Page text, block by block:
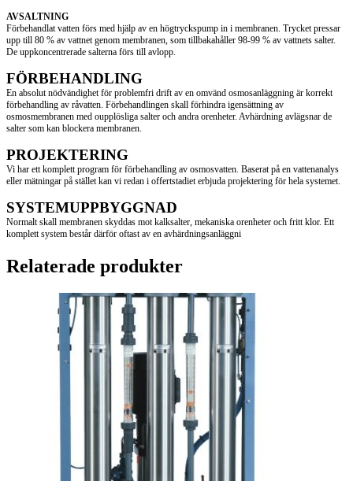
AVSALTNING
Förbehandlat vatten förs med hjälp av en högtryckspump in i membranen. Trycket pressar
upp till 80 % av vattnet genom membranen, som tillbakahåller 98-99 % av vattnets salter.
De uppkoncentrerade salterna förs till avlopp.
FÖRBEHANDLING
En absolut nödvändighet för problemfri drift av en omvänd osmosanläggning är korrekt
förbehandling av råvatten. Förbehandlingen skall förhindra igensättning av
osmosmembranen med oupplösliga salter och andra orenheter. Avhärdning avlägsnar de
salter som kan blockera membranen.
PROJEKTERING
Vi har ett komplett program för förbehandling av osmosvatten. Baserat på en vattenanalys
eller mätningar på stället kan vi redan i offertstadiet erbjuda projektering för hela systemet.
SYSTEMUPPBYGGNAD
Normalt skall membranen skyddas mot kalksalter, mekaniska orenheter och fritt klor. Ett
komplett system består därför oftast av en avhärdningsanläggni
Relaterade produkter